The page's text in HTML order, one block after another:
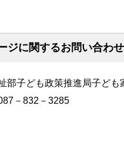
ジに関するお問い合わせ
部子ども政策推進局子ども
－832－3285